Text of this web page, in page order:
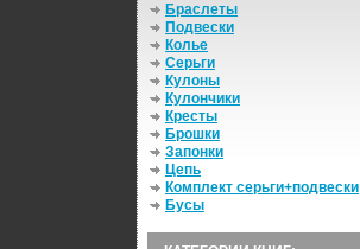
Браслеты
Подвески
Колье
Серьги
Кулоны
Кулончики
Кресты
Брошки
Запонки
Цепь
Комплект серьги+подвески
Бусы